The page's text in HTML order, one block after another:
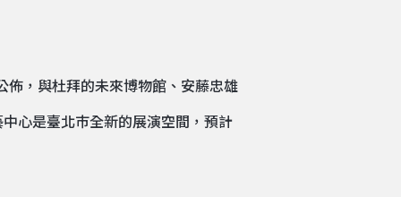
，與杜拜的未來博物館、安藤忠雄
心是臺北巿全新的展演空間，預計